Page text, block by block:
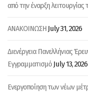
από την έναρξη
ΑΝΑΚΟΙΝΩΣΗ July 31, 2026
Διενέργεια Πανελλήνιας
Εγγραμματισμό July 13, 2026
Ενεργοποίηση των νέων